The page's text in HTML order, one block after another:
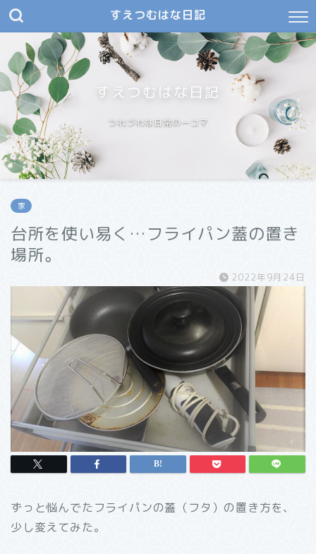
すえつむはな日記
すえつむはな日記
つれづれな日常の一コマ
家
台所を使い易く…フライパン蓋の置き
場所。
2022年9月24日
ずっと悩んでたフライパンの蓋（フタ）の置き方を、
少し変えてみた。